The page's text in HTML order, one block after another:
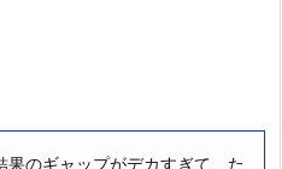
のギャップがデカすぎて、た